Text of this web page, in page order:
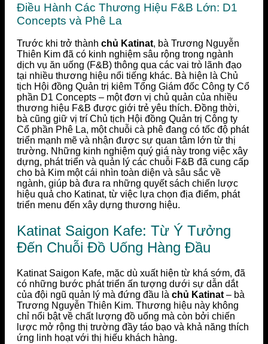
Điều Hành Các Thương Hiệu F&B Lớn: D1
Concepts và Phê La
Trước khi trở thành chủ Katinat, bà Trương Nguyễn
Thiên Kim đã có kinh nghiệm sâu rộng trong ngành
dịch vụ ăn uống (F&B) thông qua các vai trò lãnh đạo
tại nhiều thương hiệu nổi tiếng khác. Bà hiện là Chủ
tịch Hội đồng Quản trị kiêm Tổng Giám đốc Công ty Cổ
phần D1 Concepts – một đơn vị chủ quản của nhiều
thương hiệu F&B được giới trẻ yêu thích. Đồng thời,
bà cũng giữ vị trí Chủ tịch Hội đồng Quản trị Công ty
Cổ phần Phê La, một chuỗi cà phê đang có tốc độ phát
triển mạnh mẽ và nhận được sự quan tâm lớn từ thị
trường. Những kinh nghiệm quý giá này trong việc xây
dựng, phát triển và quản lý các chuỗi F&B đã cung cấp
cho bà Kim một cái nhìn toàn diện và sâu sắc về
ngành, giúp bà đưa ra những quyết sách chiến lược
hiệu quả cho Katinat, từ việc lựa chọn địa điểm, phát
triển menu đến xây dựng thương hiệu.
Katinat Saigon Kafe: Từ Ý Tưởng
Đến Chuỗi Đồ Uống Hàng Đầu
Katinat Saigon Kafe, mặc dù xuất hiện từ khá sớm, đã
có những bước phát triển ấn tượng dưới sự dẫn dắt
của đội ngũ quản lý mà đứng đầu là chủ Katinat – bà
Trương Nguyễn Thiên Kim. Thương hiệu này không
chỉ nổi bật về chất lượng đồ uống mà còn bởi chiến
lược mở rộng thị trường đầy táo bạo và khả năng thích
ứng linh hoạt với thị hiếu khách hàng.